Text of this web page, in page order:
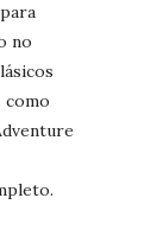
no
como